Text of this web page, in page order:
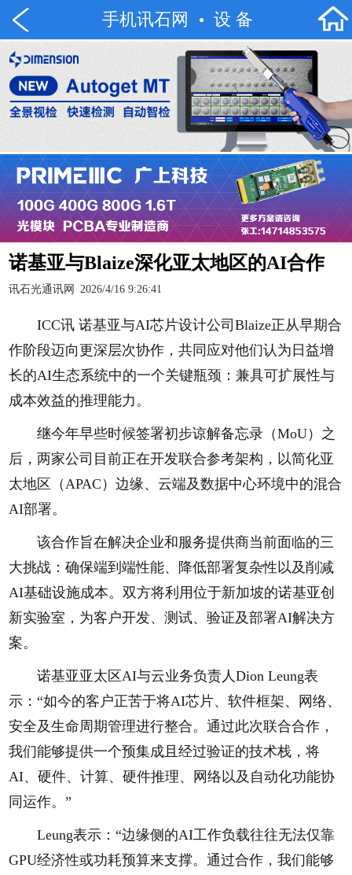
手机讯石网 设 备
诺基亚与Blaize深化亚太地区的AI合作
讯石光通讯网 2026/4/16 9:26:41
ICC讯 诺基亚与AI芯片设计公司Blaize正从早期合
作阶段迈向更深层次协作，共同应对他们认为日益增
长的AI生态系统中的一个关键瓶颈：兼具可扩展性与
成本效益的推理能力。
继今年早些时候签署初步谅解备忘录（MoU）之
后，两家公司目前正在开发联合参考架构，以简化亚
太地区（APAC）边缘、云端及数据中心环境中的混合
AI部署。
该合作旨在解决企业和服务提供商当前面临的三
大挑战：确保端到端性能、降低部署复杂性以及削减
AI基础设施成本。双方将利用位于新加坡的诺基亚创
新实验室，为客户开发、测试、验证及部署AI解决方
案。
诺基亚亚太区AI与云业务负责人Dion Leung表
示：“如今的客户正苦于将AI芯片、软件框架、网络、
安全及生命周期管理进行整合。通过此次联合合作，
我们能够提供一个预集成且经过验证的技术栈，将
AI、硬件、计算、硬件推理、网络以及自动化功能协
同运作。”
Leung表示：“边缘侧的AI工作负载往往无法仅靠
GPU经济性或功耗预算来支撑。通过合作，我们能够